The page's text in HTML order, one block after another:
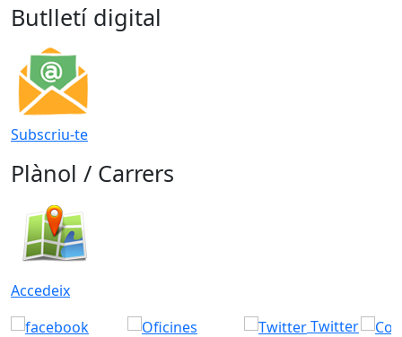
Butlletí digital
Subscriu-te
Plànol / Carrers
Accedeix
Twitter